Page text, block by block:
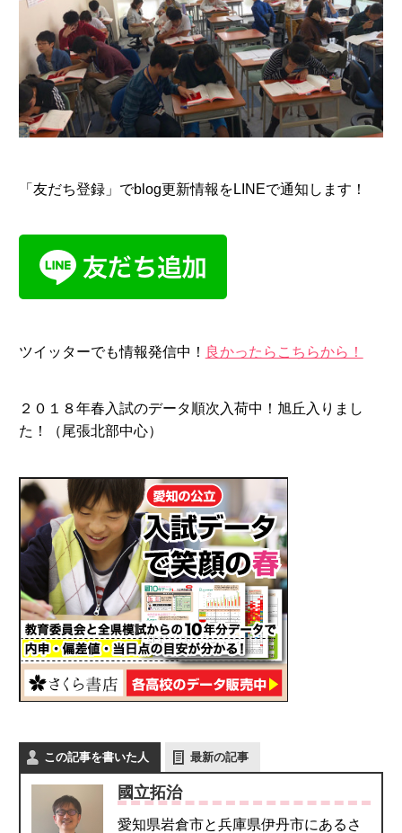
「友だち登録」でblog更新情報をLINEで通知します！
ツイッターでも情報発信中！ 良かったらこちらから！
２０１８年春入試のデータ順次入荷中！旭丘入りまし
た！（尾張北部中心）
この記事を書いた人 最新の記事
國立拓治
愛知県岩倉市と兵庫県伊丹市にあるさ